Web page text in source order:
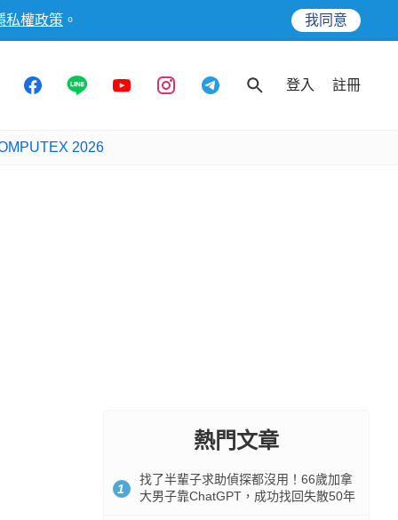
私權政策 。 我同意
登入 註冊
2026
熱門文章
1
找了半輩子求助偵探都沒用！66歲加拿
大男子靠ChatGPT，成功找回失散50年